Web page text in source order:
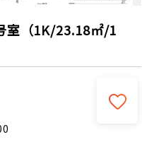
室（1K/23.18㎡/1